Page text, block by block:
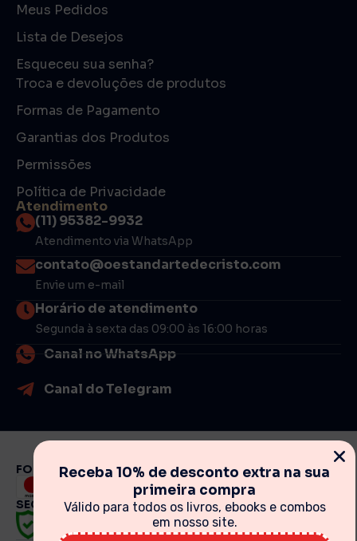
Meus Pedidos
Lista de Desejos
Esqueceu sua senha?
Troca e devoluções de produtos
Formas de Pagamento
Garantias dos Produtos
Permissões
Política de Privacidade
Atendimento
(11) 95382-9932
Atendimento via WhatsApp
contato@oestandartedecristo.com
Envie um e-mail
Horário de atendimento
Segunda à sexta das 09:00 às 16:00 horas
Canal no WhatsApp
Canal do Telegram
FORMAS DE PAGAMENTO
SEGURANÇA
Receba 10% de desconto extra na sua
primeira compra
Válido para todos os livros, ebooks e combos
em nosso site.